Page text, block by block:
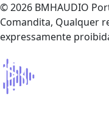
© 2026 BMHAUDIO
Comandita, Qualquer
expressamente